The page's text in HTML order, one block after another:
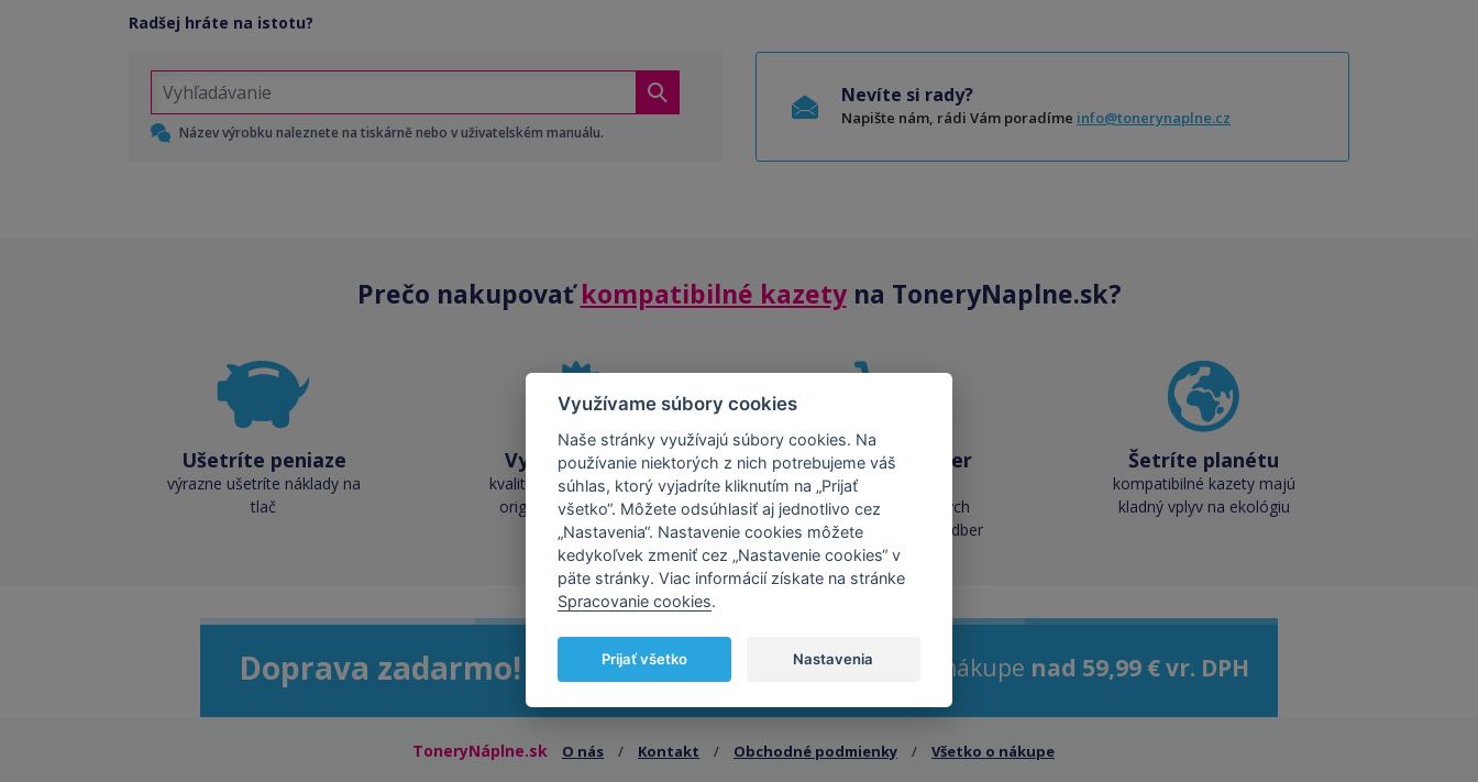
Radšej hráte na istotu?
Název výrobku naleznete na tiskárně nebo v uživatelském manuálu.
Nevíte si rady?
Napište nám, rádi Vám poradíme info@tonerynaplne.cz
Prečo nakupovaťkompatibilné kazetyna ToneryNaplne.sk?
Ušetríte peniaze
výrazne ušetríte náklady na
tlač
Vysoká kvalita
kvalita je porovnateľná s
originálnymi náplňami
Skladom takmer
všetko
cez 50 000 skladových
zásob pre okamžitý odber
Šetríte planétu
kompatibilné kazety majú
kladný vplyv na ekológiu
Doprava zadarmo! Pri nákupe nad 59,99 € vr. DPH
ToneryNáplne.sk O nás / Kontakt / Obchodné podmienky / Všetko o nákupe
Využívame súbory cookies
Naše stránky využívajú súbory cookies. Na
používanie niektorých z nich potrebujeme váš
súhlas, ktorý vyjadríte kliknutím na „Prijať
všetko“. Môžete odsúhlasiť aj jednotlivo cez
„Nastavenia“. Nastavenie cookies môžete
kedykoľvek zmeniť cez „Nastavenie cookies“ v
päte stránky. Viac informácií získate na stránke
Spracovanie cookies.
Prijať všetko Nastavenia